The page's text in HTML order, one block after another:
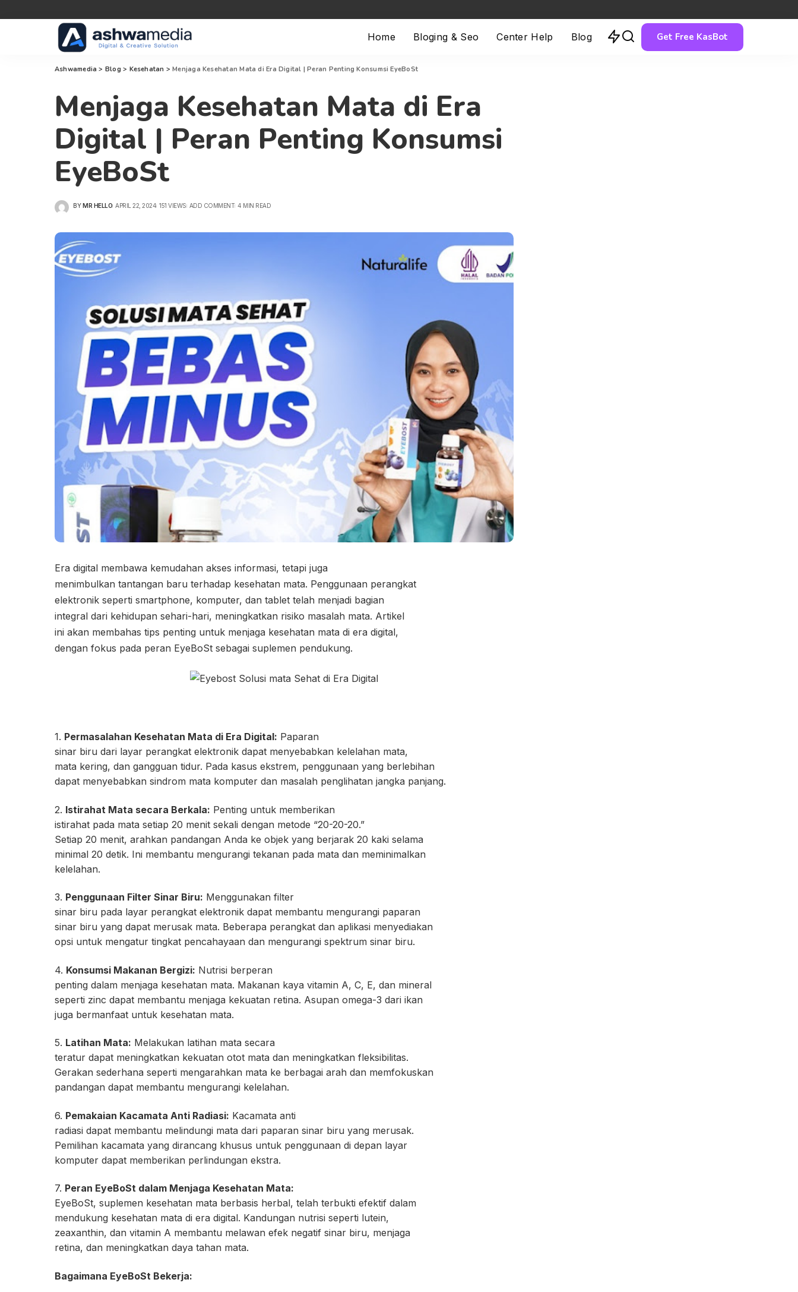
Home Bloging & Seo Center Help Blog Get Free KasBot
Ashwamedia > Blog > Kesehatan >Menjaga Kesehatan Mata di Era Digital | Peran Penting Konsumsi EyeBoSt
Menjaga Kesehatan Mata di Era
Digital | Peran Penting Konsumsi
EyeBoSt
POSTED
BY MR HELLO APRIL 22, 2024 151 VIEWS ADD COMMENT 4 MIN READ
Era digital membawa kemudahan akses informasi, tetapi juga
menimbulkan tantangan baru terhadap kesehatan mata. Penggunaan perangkat
elektronik seperti smartphone, komputer, dan tablet telah menjadi bagian
integral dari kehidupan sehari-hari, meningkatkan risiko masalah mata. Artikel
ini akan membahas tips penting untuk menjaga kesehatan mata di era digital,
dengan fokus pada peran EyeBoSt sebagai suplemen pendukung.
1. Permasalahan Kesehatan Mata di Era Digital: Paparan
sinar biru dari layar perangkat elektronik dapat menyebabkan kelelahan mata,
mata kering, dan gangguan tidur. Pada kasus ekstrem, penggunaan yang berlebihan
dapat menyebabkan sindrom mata komputer dan masalah penglihatan jangka panjang.
2. Istirahat Mata secara Berkala: Penting untuk memberikan
istirahat pada mata setiap 20 menit sekali dengan metode “20-20-20.”
Setiap 20 menit, arahkan pandangan Anda ke objek yang berjarak 20 kaki selama
minimal 20 detik. Ini membantu mengurangi tekanan pada mata dan meminimalkan
kelelahan.
3. Penggunaan Filter Sinar Biru: Menggunakan filter
sinar biru pada layar perangkat elektronik dapat membantu mengurangi paparan
sinar biru yang dapat merusak mata. Beberapa perangkat dan aplikasi menyediakan
opsi untuk mengatur tingkat pencahayaan dan mengurangi spektrum sinar biru.
4. Konsumsi Makanan Bergizi: Nutrisi berperan
penting dalam menjaga kesehatan mata. Makanan kaya vitamin A, C, E, dan mineral
seperti zinc dapat membantu menjaga kekuatan retina. Asupan omega-3 dari ikan
juga bermanfaat untuk kesehatan mata.
5. Latihan Mata: Melakukan latihan mata secara
teratur dapat meningkatkan kekuatan otot mata dan meningkatkan fleksibilitas.
Gerakan sederhana seperti mengarahkan mata ke berbagai arah dan memfokuskan
pandangan dapat membantu mengurangi kelelahan.
6. Pemakaian Kacamata Anti Radiasi: Kacamata anti
radiasi dapat membantu melindungi mata dari paparan sinar biru yang merusak.
Pemilihan kacamata yang dirancang khusus untuk penggunaan di depan layar
komputer dapat memberikan perlindungan ekstra.
7. Peran EyeBoSt dalam Menjaga Kesehatan Mata:
EyeBoSt, suplemen kesehatan mata berbasis herbal, telah terbukti efektif dalam
mendukung kesehatan mata di era digital. Kandungan nutrisi seperti lutein,
zeaxanthin, dan vitamin A membantu melawan efek negatif sinar biru, menjaga
retina, dan meningkatkan daya tahan mata.
Bagaimana EyeBoSt Bekerja: